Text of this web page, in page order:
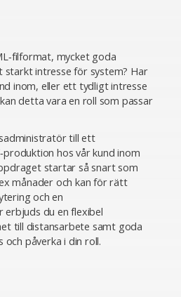
mycket goda
starkt intresse för system? Har
inom, eller ett tydligt intresse
detta vara en roll som passar
till ett
hos vår kund inom
startar så snart som
månader och kan för rätt
och en
erbjuds du en flexibel
till distansarbete samt goda
påverka i din roll.